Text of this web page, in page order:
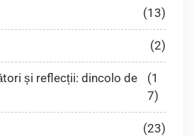
(13)
(2)
și reflecții: dincolo de
(1
7)
(23)